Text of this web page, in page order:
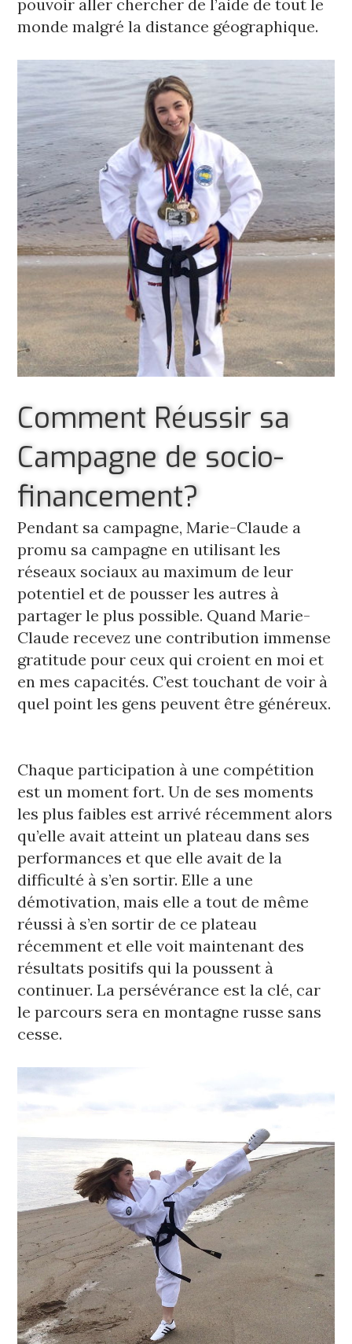
pouvoir aller chercher de l’aide de tout le
monde malgré la distance géographique.
Comment Réussir sa
Campagne de socio-
financement?
Pendant sa campagne, Marie-Claude a
promu sa campagne en utilisant les
réseaux sociaux au maximum de leur
potentiel et de pousser les autres à
partager le plus possible. Quand Marie-
Claude recevez une contribution immense
gratitude pour ceux qui croient en moi et
en mes capacités. C’est touchant de voir à
quel point les gens peuvent être généreux.
Chaque participation à une compétition
est un moment fort. Un de ses moments
les plus faibles est arrivé récemment alors
qu’elle avait atteint un plateau dans ses
performances et que elle avait de la
difficulté à s’en sortir. Elle a une
démotivation, mais elle a tout de même
réussi à s’en sortir de ce plateau
récemment et elle voit maintenant des
résultats positifs qui la poussent à
continuer. La persévérance est la clé, car
le parcours sera en montagne russe sans
cesse.﻿